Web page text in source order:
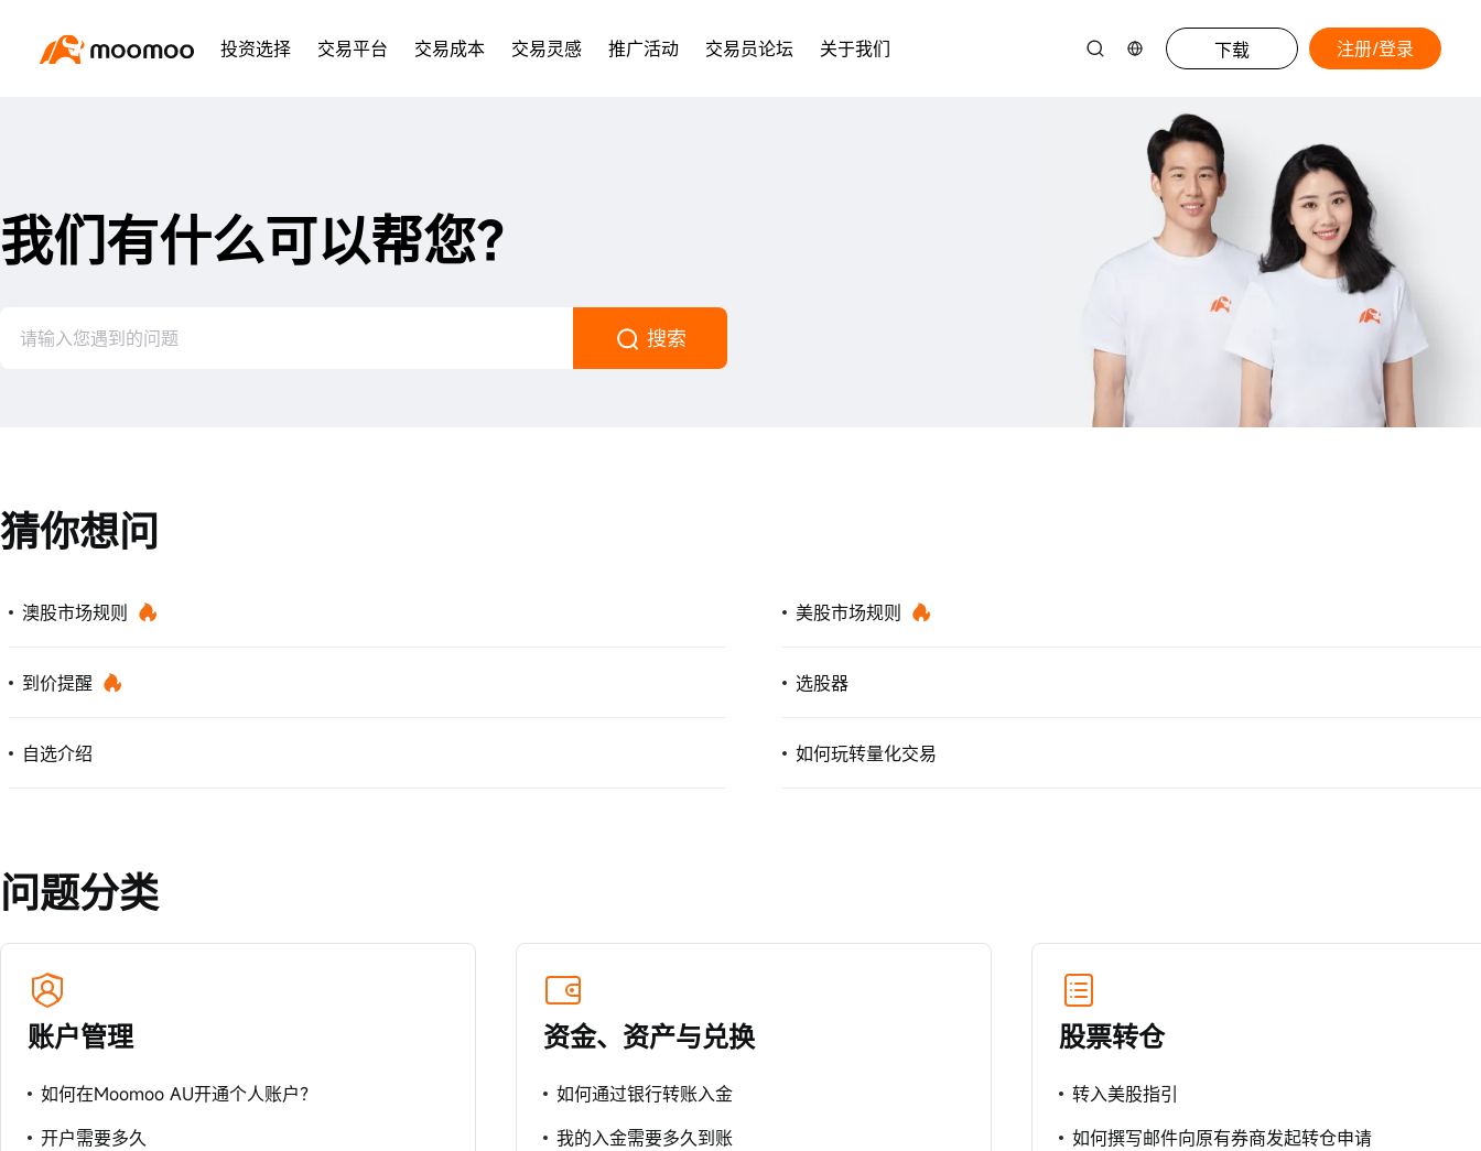
投资选择 交易平台 交易成本 交易灵感 推广活动 交易员论坛 关于我们 下载 注册/登录
我们有什么可以帮您？
搜索
猜你想问
澳股市场规则 美股市场规则
到价提醒 选股器
自选介绍 如何玩转量化交易
问题分类
账户管理
如何在Moomoo AU开通个人账户？
开户需要多久
资金、资产与兑换
如何通过银行转账入金
我的入金需要多久到账
股票转仓
转入美股指引
如何撰写邮件向原有券商发起转仓申请